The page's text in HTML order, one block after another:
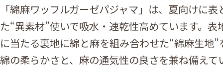
「綿麻ワッフルガーゼパジャマ」は、夏向けに
た“異素材”使いで吸水・速乾性高めています。表
に当たる裏地に綿と麻を組み合わせた“綿麻生地
綿の柔らかさと、麻の通気性の良さを兼ね備えて